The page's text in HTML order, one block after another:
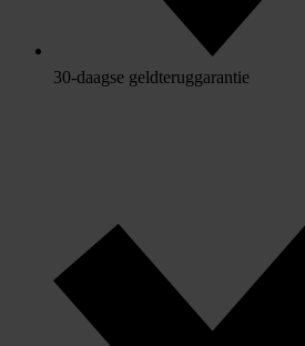
30-daagse geldteruggarantie